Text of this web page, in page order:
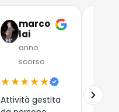
marco
lai
anno
scorso
★★★★★
Attività gestita
Due
che